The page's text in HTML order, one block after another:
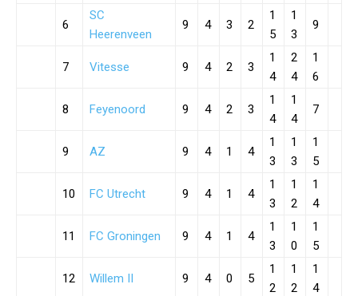
6
SC
Heerenveen
9 4 3 2
1
5
1
3
9
7 Vitesse 9 4 2 3
1
4
2
4
1
6
8 Feyenoord 9 4 2 3
1
4
1
4
7
9 AZ 9 4 1 4
1
3
1
3
1
5
10 FC Utrecht 9 4 1 4
1
3
1
2
1
4
11 FC Groningen 9 4 1 4
1
3
1
0
1
5
12 Willem II 9 4 0 5
1
2
1
2
1
4